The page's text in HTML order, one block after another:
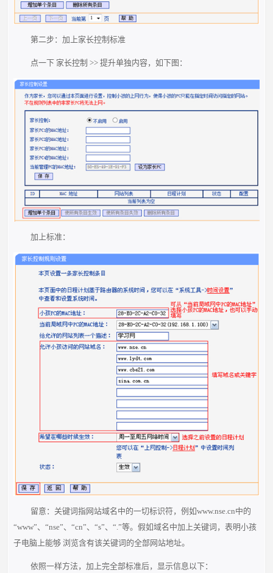
第二步：加上家长控制标准
点一下 家长控制 >> 提升单独内容，如下图：
加上标准：
留意：关键词指网站域名中的一切标识符，例如www.nse.cn中的
“www”、“nse”、“cn”、“s”、“.”等。假如域名中加上关键词，表明小孩
子电脑上能够 浏览含有该关键词的全部网站地址。
依照一样方法，加上完全部标准后，显示信息以下：